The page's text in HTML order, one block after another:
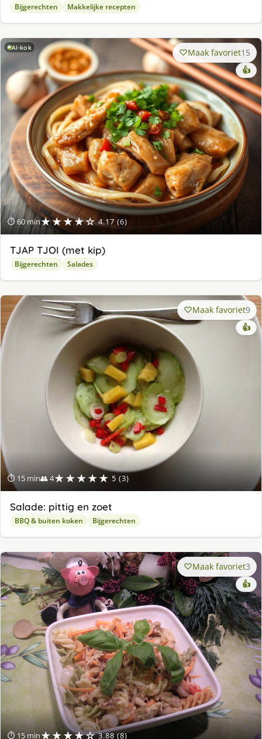
Bijgerechten Makkelijke recepten
AI-kok
⏱ 60 min★★★★☆ 4.17 (6)
Maak favoriet15
👍
TJAP TJOI (met kip)
Bijgerechten Salades
⏱ 15 min👥 4★★★★★ 5 (3)
Maak favoriet9
👍
Salade: pittig en zoet
BBQ & buiten koken Bijgerechten
⏱ 15 min★★★★☆ 3.88 (8)
Maak favoriet3
👍